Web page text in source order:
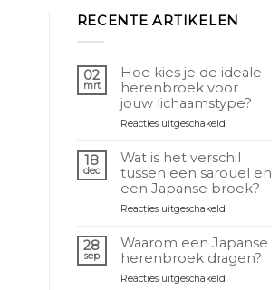
RECENTE ARTIKELEN
02
mrt
Hoe kies je de ideale
herenbroek voor
jouw lichaamstype?
Reacties uitgeschakeldvoor
choisir
pantalon
homme
idéal
sa
morphologie
?
18
dec
Wat is het verschil
tussen een sarouel en
een Japanse broek?
Reacties uitgeschakeldvoor
entre
un
sarouel
28
sep
Waarom een Japanse
herenbroek dragen?
Reacties uitgeschakeldvoor